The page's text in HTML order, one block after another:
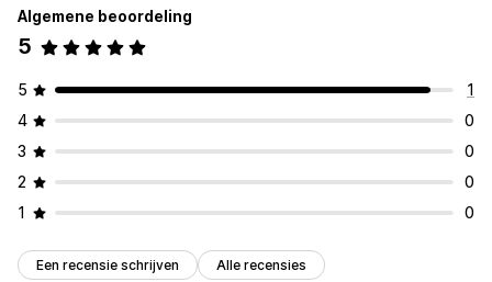
Algemene beoordeling
5
5
1
4
0
3
0
2
0
1
0
Een recensie schrijven Alle recensies